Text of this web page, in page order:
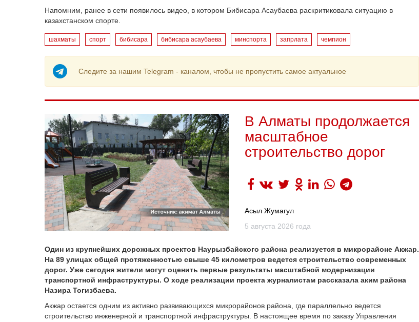
Напомним, ранее в сети появилось видео, в котором Бибисара Асаубаева раскритиковала ситуацию в
казахстанском спорте.
шахматы спорт бибисара бибисара асаубаева минспорта запрлата чемпион
Следите за нашим Telegram - каналом, чтобы не пропустить самое актуальное
В Алматы продолжается
масштабное
строительство дорог
Асыл Жумагул
5 августа 2026 года
Один из крупнейших дорожных проектов Наурызбайского района реализуется в микрорайоне Акжар.
На 89 улицах общей протяженностью свыше 45 километров ведется строительство современных
дорог. Уже сегодня жители могут оценить первые результаты масштабной модернизации
транспортной инфраструктуры. О ходе реализации проекта журналистам рассказала аким района
Назира Тогизбаева.
Акжар остается одним из активно развивающихся микрорайонов района, где параллельно ведется
строительство инженерной и транспортной инфраструктуры. В настоящее время по заказу Управления